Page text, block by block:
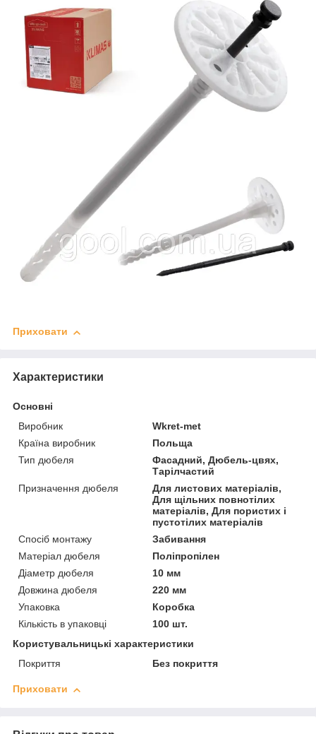
Приховати
Характеристики
Основні
Виробник
Wkret-met
Країна виробник
Польща
Тип дюбеля
Фасадний, Дюбель-цвях,
Тарілчастий
Призначення дюбеля
Для листових матеріалів,
Для щільних повнотілих
матеріалів, Для пористих і
пустотілих матеріалів
Спосіб монтажу
Забивання
Матеріал дюбеля
Поліпропілен
Діаметр дюбеля
10 мм
Довжина дюбеля
220 мм
Упаковка
Коробка
Кількість в упаковці
100 шт.
Користувальницькі характеристики
Покриття
Без покриття
Приховати